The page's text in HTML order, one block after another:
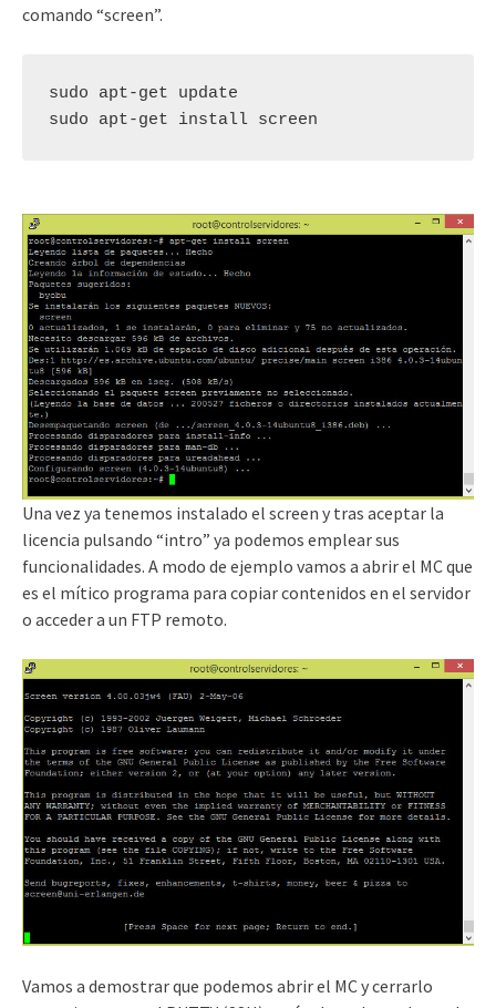
comando “screen”.
sudo apt-get update
sudo apt-get install screen
Una vez ya tenemos instalado el screen y tras aceptar la
licencia pulsando “intro” ya podemos emplear sus
funcionalidades. A modo de ejemplo vamos a abrir el MC que
es el mítico programa para copiar contenidos en el servidor
o acceder a un FTP remoto.
Vamos a demostrar que podemos abrir el MC y cerrarlo